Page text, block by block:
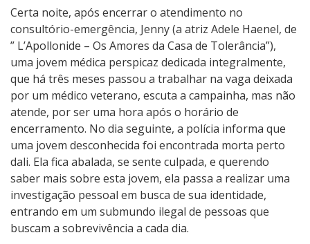
Certa noite, após encerrar o atendimento no
consultório-emergência, Jenny (a atriz Adele Haenel, de
” L’Apollonide – Os Amores da Casa de Tolerância”),
uma jovem médica perspicaz dedicada integralmente,
que há três meses passou a trabalhar na vaga deixada
por um médico veterano, escuta a campainha, mas não
atende, por ser uma hora após o horário de
encerramento. No dia seguinte, a polícia informa que
uma jovem desconhecida foi encontrada morta perto
dali. Ela fica abalada, se sente culpada, e querendo
saber mais sobre esta jovem, ela passa a realizar uma
investigação pessoal em busca de sua identidade,
entrando em um submundo ilegal de pessoas que
buscam a sobrevivência a cada dia.